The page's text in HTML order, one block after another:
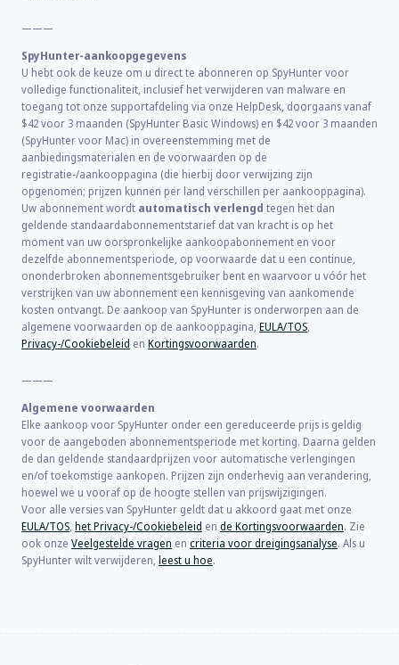
———
SpyHunter-aankoopgegevens
U hebt ook de keuze om u direct te abonneren op SpyHunter voor
volledige functionaliteit, inclusief het verwijderen van malware en
toegang tot onze supportafdeling via onze HelpDesk, doorgaans vanaf
$42voor 3 maanden (SpyHunter Basic Windows) en $42voor 3 maanden
(SpyHunter voor Mac) in overeenstemming met de
aanbiedingsmaterialen en de voorwaarden op de
registratie-/aankooppagina (die hierbij door verwijzing zijn
opgenomen; prijzen kunnen per land verschillen per aankooppagina).
Uw abonnement wordt automatisch verlengd tegen het dan
geldende standaardabonnementstarief dat van kracht is op het
moment van uw oorspronkelijke aankoopabonnement en voor
dezelfde abonnementsperiode, op voorwaarde dat u een continue,
ononderbroken abonnementsgebruiker bent en waarvoor u vóór het
verstrijken van uw abonnement een kennisgeving van aankomende
kosten ontvangt. De aankoop van SpyHunter is onderworpen aan de
algemene voorwaarden op de aankooppagina, EULA/TOS,
Privacy-/Cookiebeleid en Kortingsvoorwaarden.
———
Algemene voorwaarden
Elke aankoop voor SpyHunter onder een gereduceerde prijs is geldig
voor de aangeboden abonnementsperiode met korting. Daarna gelden
de dan geldende standaardprijzen voor automatische verlengingen
en/of toekomstige aankopen. Prijzen zijn onderhevig aan verandering,
hoewel we u vooraf op de hoogte stellen van prijswijzigingen.
Voor alle versies van SpyHunter geldt dat u akkoord gaat met onze
EULA/TOS, het Privacy-/Cookiebeleid en de Kortingsvoorwaarden. Zie
ook onze Veelgestelde vragen en criteria voor dreigingsanalyse. Als u
SpyHunter wilt verwijderen, leest u hoe.